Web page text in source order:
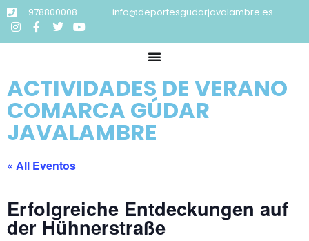
978800008 info@deportesgudarjavalambre.es
ACTIVIDADES DE VERANO
COMARCA GÚDAR
JAVALAMBRE
« All Eventos
Erfolgreiche Entdeckungen auf
der Hühnerstraße